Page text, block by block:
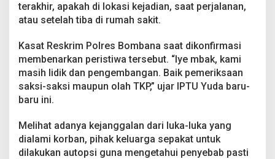
terakhir, apakah di lokasi kejadian, saat perjalanan,
atau setelah tiba di rumah sakit.
Kasat Reskrim Polres Bombana saat dikonfirmasi
membenarkan peristiwa tersebut. “Iye mbak, kami
masih lidik dan pengembangan. Baik pemeriksaan
saksi-saksi maupun olah TKP,” ujar IPTU Yuda baru-
baru ini.
Melihat adanya kejanggalan dari luka-luka yang
dialami korban, pihak keluarga sepakat untuk
dilakukan autopsi guna mengetahui penyebab pasti